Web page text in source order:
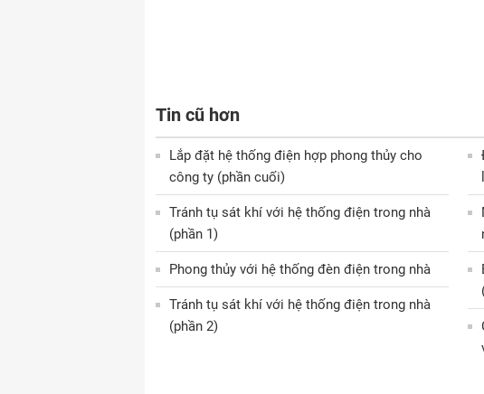
Tin cũ hơn
Lắp đặt hệ thống điện hợp phong thủy cho
công ty (phần cuối)
Tránh tụ sát khí với hệ thống điện trong nhà
(phần 1)
Phong thủy với hệ thống đèn điện trong nhà
Tránh tụ sát khí với hệ thống điện trong nhà
(phần 2)